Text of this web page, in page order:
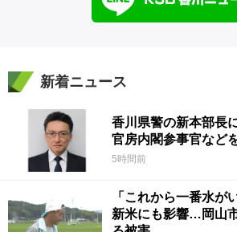
新着ニュース
香川県警の新本部長
官房内閣参事官など
5時間前
「これから一番水
新米にも影響…岡山